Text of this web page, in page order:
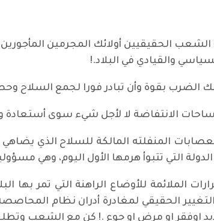
الحقيقيين أولائك المجرمين المأجورين
والقيادي في البلاد.!
بقوة وأن تبادر فورا لجمع السلاح
ساحات الانتفاضة لا لأجل شيء سوى
المنفلته المالكة للسلاح الذي
التي تتبوأ هرمها الأول اليوم، وهي
الملائمة للأوضاع الراهنة التي تمر بها
الحقيقي لمغادرة أدران نظام
اوفقر او مرض او جوع .! كن مع الشعب